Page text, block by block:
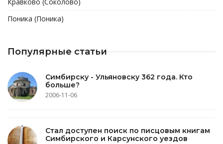
Поника (Поника)
Популярные статьи
Симбирску - Ульяновску 362 года. Кто
больше?
2006-11-06
Стал доступен поиск по писцовым книгам
Симбирского и Карсунского уездов